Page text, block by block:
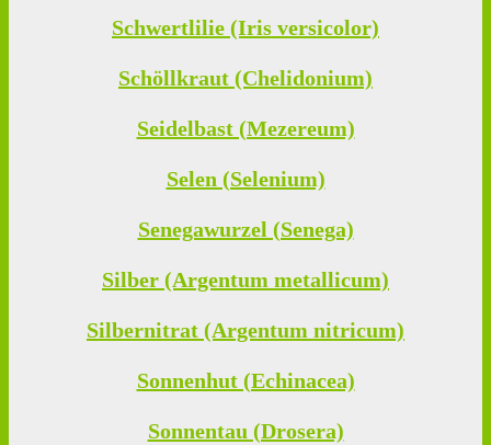
Schwertlilie (Iris versicolor)
Schöllkraut (Chelidonium)
Seidelbast (Mezereum)
Selen (Selenium)
Senegawurzel (Senega)
Silber (Argentum metallicum)
Silbernitrat (Argentum nitricum)
Sonnenhut (Echinacea)
Sonnentau (Drosera)